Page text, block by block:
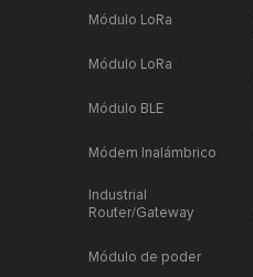
Módulo LoRa
Módulo LoRa
Módulo BLE
Módem Inalámbrico
Industrial
Router/Gateway
Módulo de poder